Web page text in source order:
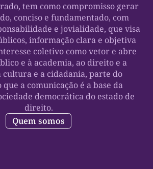
tem como compromisso gerar
conciso e fundamentado, com
e jovialidade, que visa
informação clara e objetiva
coletivo como vetor e abre
e à academia, ao direito e a
cultura e a cidadania, parte do
que a comunicação é a base da
democrática do estado de
direito.
Quem somos